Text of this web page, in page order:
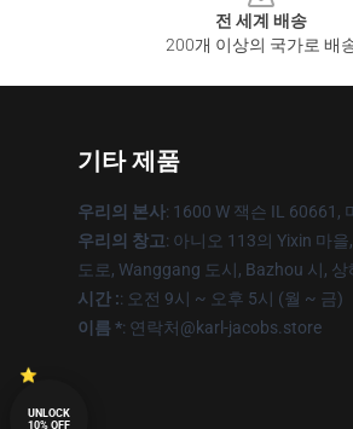
전 세계 배송
200개 이상의 국가로 배
기타 제품
우리의 본사: 1600 W 잭슨 IL 60661,
우리의 창고: 아니오 113의 Yixin 마
도로, Wanggang 도시, Bazhou 시, 상
시간 :: 오전 9시 ~ 오후 5시 (월 ~ 금)
이름 *: 연락처@karl-jacobs.store
UNLOCK
10% OFF